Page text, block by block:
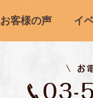
お客様の声 イ